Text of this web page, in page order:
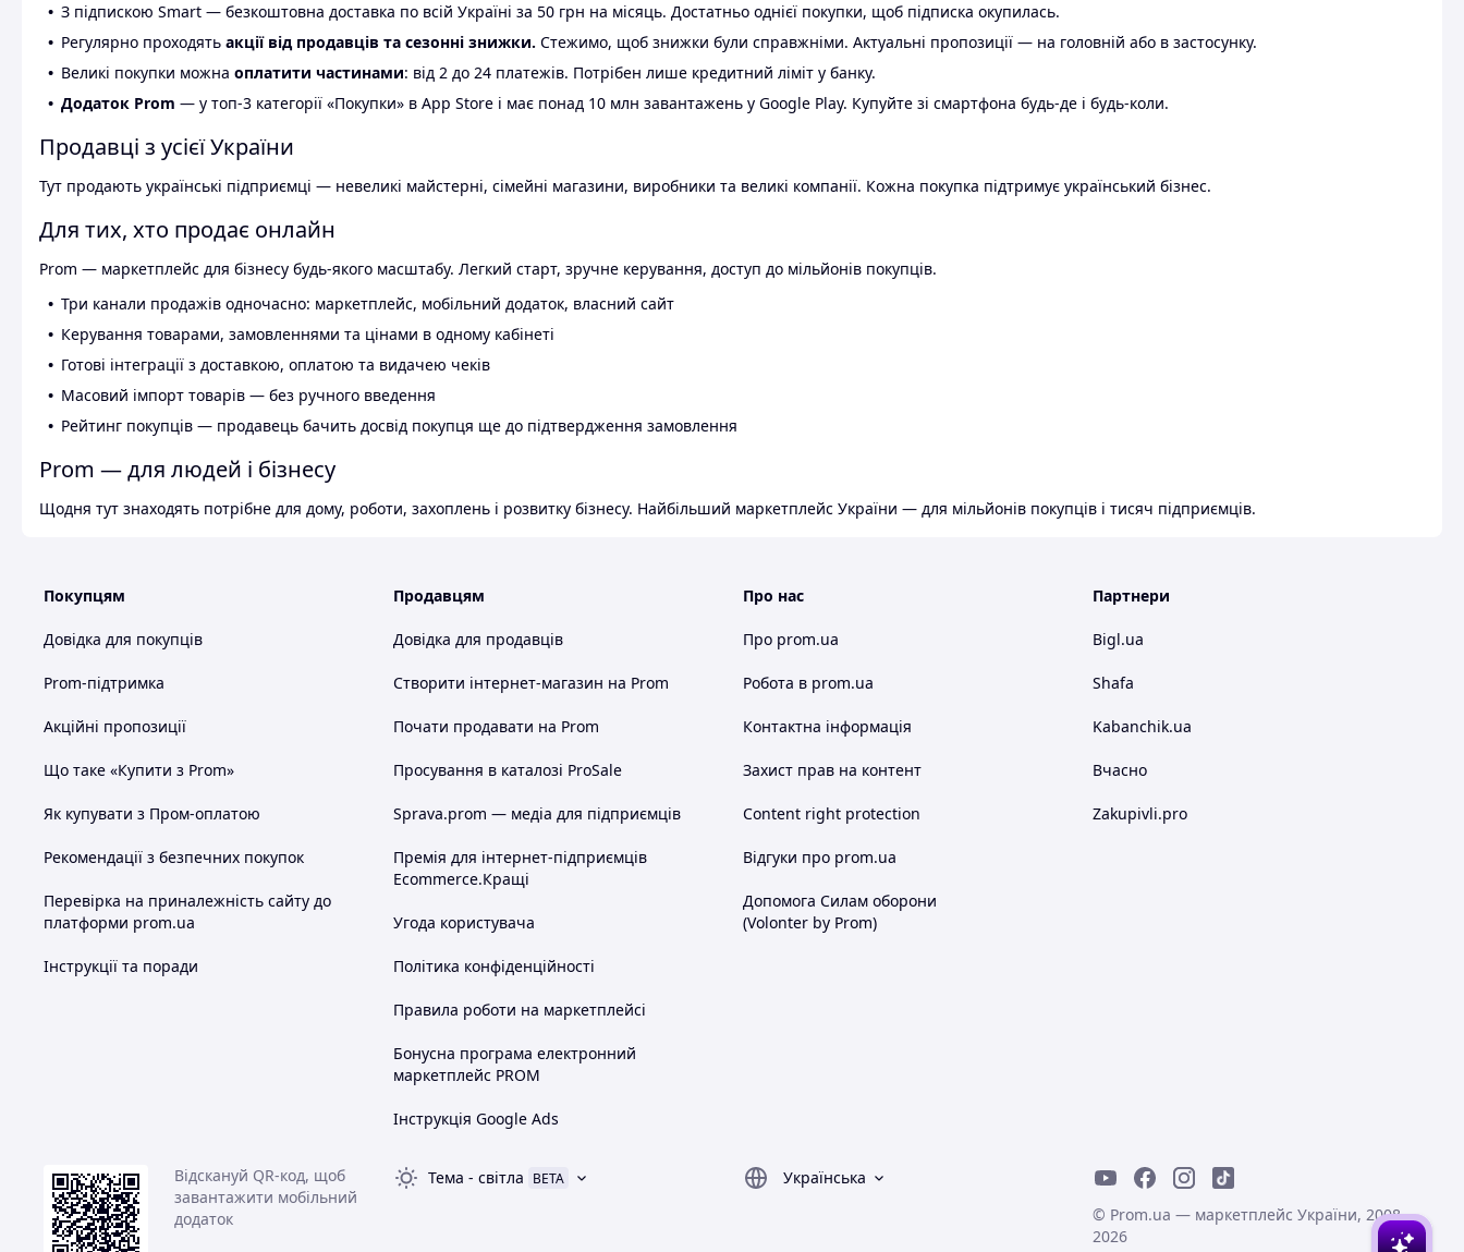
З підпискою Smart — безкоштовна доставка по всій Україні за 50 грн на місяць. Достатньо однієї покупки, щоб підписка окупилась.
Регулярно проходять акції від продавців та сезонні знижки. Стежимо, щоб знижки були справжніми. Актуальні пропозиції — на головній або в застосунку.
Великі покупки можна оплатити частинами: від 2 до 24 платежів. Потрібен лише кредитний ліміт у банку.
Додаток Prom — у топ-3 категорії «Покупки» в App Store і має понад 10 млн завантажень у Google Play. Купуйте зі смартфона будь-де і будь-коли.
Продавці з усієї України
Тут продають українські підприємці — невеликі майстерні, сімейні магазини, виробники та великі компанії. Кожна покупка підтримує український бізнес.
Для тих, хто продає онлайн
Prom — маркетплейс для бізнесу будь-якого масштабу. Легкий старт, зручне керування, доступ до мільйонів покупців.
Три канали продажів одночасно: маркетплейс, мобільний додаток, власний сайт
Керування товарами, замовленнями та цінами в одному кабінеті
Готові інтеграції з доставкою, оплатою та видачею чеків
Масовий імпорт товарів — без ручного введення
Рейтинг покупців — продавець бачить досвід покупця ще до підтвердження замовлення
Prom — для людей і бізнесу
Щодня тут знаходять потрібне для дому, роботи, захоплень і розвитку бізнесу. Найбільший маркетплейс України — для мільйонів покупців і тисяч підприємців.
Покупцям
Довідка для покупців
Prom-підтримка
Акційні пропозиції
Що таке «Купити з Prom»
Як купувати з Пром-оплатою
Рекомендації з безпечних покупок
Перевірка на приналежність сайту до
платформи prom.ua
Інструкції та поради
Продавцям
Довідка для продавців
Створити інтернет-магазин на Prom
Почати продавати на Prom
Просування в каталозі ProSale
Sprava.prom — медіа для підприємців
Премія для інтернет-підприємців
Ecommerce.Кращі
Угода користувача
Політика конфіденційності
Правила роботи на маркетплейсі
Бонусна програма електронний
маркетплейс PROM
Інструкція Google Ads
Про нас
Про prom.ua
Робота в prom.ua
Контактна інформація
Захист прав на контент
Content right protection
Відгуки про prom.ua
Допомога Силам оборони
(Volonter by Prom)
Партнери
Bigl.ua
Shafa
Kabanchik.ua
Вчасно
Zakupivli.pro
Відскануй QR-код, щоб
завантажити мобільний
додаток
Тема - світла BETA
Українська
© Prom.ua — маркетплейс України, 2008-
2026